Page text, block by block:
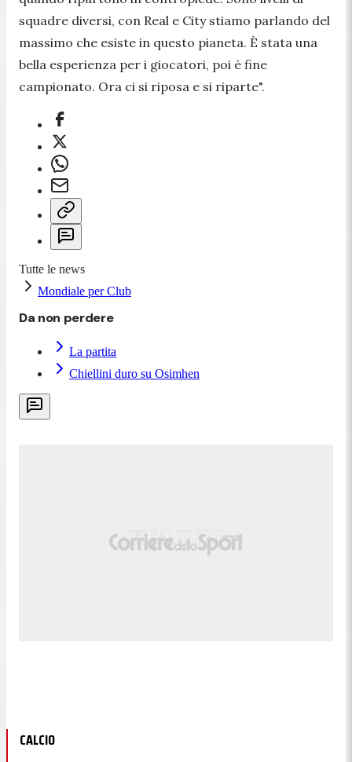
squadre diversi, con Real e City stiamo parlando del
massimo che esiste in questo pianeta. È stata una
bella esperienza per i giocatori, poi è fine
campionato. Ora ci si riposa e si riparte".
Tutte le news
Mondiale per Club
Da non perdere
La partita
Chiellini duro su Osimhen
CALCIO